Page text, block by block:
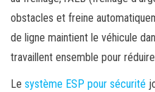
obstacles et freine
de ligne maintient le véhicule
travaillent ensemble pour
Le système ESP pour sécurité